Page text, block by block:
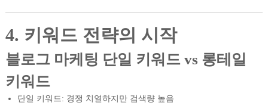
4. 키워드 전략의 시작
블로그 마케팅 단일 키워드 vs 롱테일
키워드
단일 키워드: 경쟁 치열하지만 검색량 높음